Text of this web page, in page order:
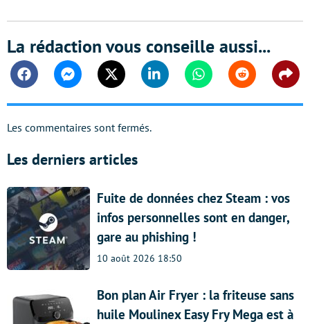
La rédaction vous conseille aussi...
FacebookMessengerTwitter Linkedin WhatsappReddit
Les commentaires sont fermés.
Les derniers articles
Fuite de données chez Steam : vos
infos personnelles sont en danger,
gare au phishing !
10 août 2026 18:50
Bon plan Air Fryer : la friteuse sans
huile Moulinex Easy Fry Mega est à